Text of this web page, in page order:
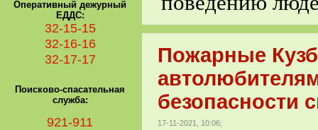
Пожарные
безопасности
17-11-2021, 10:06;
Оперативный дежурный
ЕДДС:
32-15-15
32-16-16
32-17-17
Поисково-спасательная
служба:
921-911